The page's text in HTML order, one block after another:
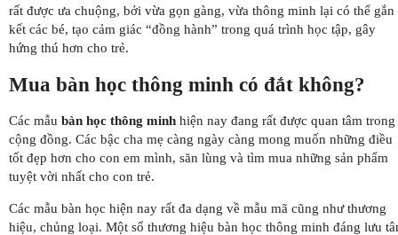
rất được ưa chuộng, bởi vừa gọn gàng, vừa thông minh lại có thể gắn
kết các bé, tạo cảm giác “đồng hành” trong quá trình học tập, gây
hứng thú hơn cho trẻ.
Mua bàn học thông minh có đắt không?
Các mẫu bàn học thông minh hiện nay đang rất được quan tâm trong
cộng đồng. Các bậc cha mẹ càng ngày càng mong muốn những điều
tốt đẹp hơn cho con em mình, săn lùng và tìm mua những sản phẩm
tuyệt vời nhất cho con trẻ.
Các mẫu bàn học hiện nay rất đa dạng về mẫu mã cũng như thương
hiệu, chủng loại. Một số thương hiệu bàn học thông minh đáng lưu